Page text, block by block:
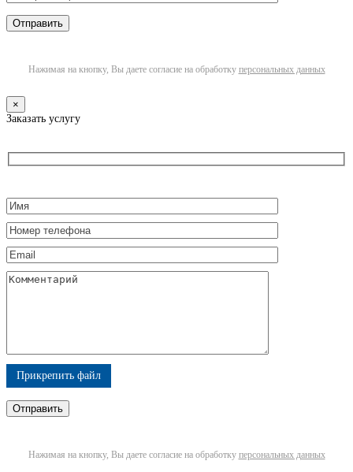
Нажимая на кнопку, Вы даете согласие на обработку персональных данных
×
Заказать услугу
Прикрепить файл
Нажимая на кнопку, Вы даете согласие на обработку персональных данных